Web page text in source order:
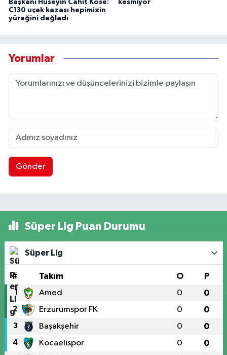
Başkanı Hüseyin Cahit Köse:
C130 uçak kazası hepimizin
yüreğini dağladı
kesmiyor
Yorumlar
Gönder
Süper Lig Puan Durumu
Süper Lig
# Takım O P
1 Amed 0 0
2 Erzurumspor FK 0 0
3 Başakşehir 0 0
4 Kocaelispor 0 0